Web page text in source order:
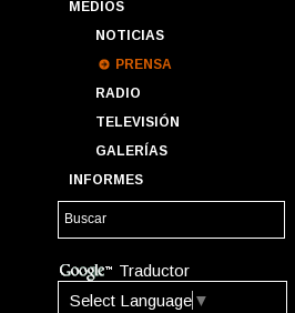
MEDIOS
NOTICIAS
PRENSA
RADIO
TELEVISIÓN
GALERÍAS
INFORMES
Traductor
Select Language ▼